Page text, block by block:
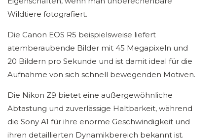
Wildtiere fotografiert.
Die Canon EOS R5 beispielsweise liefert
atemberaubende Bilder mit 45 Megapixeln und
20 Bildern pro Sekunde und ist damit ideal für die
Aufnahme von sich schnell bewegenden Motiven.
Die Nikon Z9 bietet eine außergewöhnliche
Abtastung und zuverlässige Haltbarkeit, während
die Sony A1 für ihre enorme Geschwindigkeit und
ihren detaillierten Dynamikbereich bekannt ist.